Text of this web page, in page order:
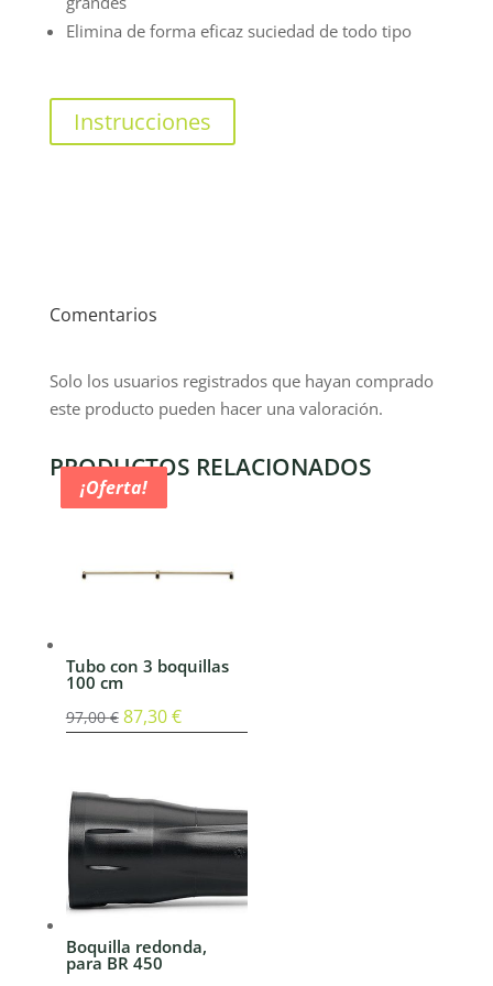
Elimina de forma eficaz suciedad de todo tipo
Instrucciones
Comentarios
Solo los usuarios registrados que hayan comprado
este producto pueden hacer una valoración.
PRODUCTOS RELACIONADOS
¡Oferta!
Tubo con 3 boquillas
100 cm
97,00€ El
era:
97,00 €.
87,30€El
es:
87,30 €.
¡Oferta!
Boquilla redonda,
para BR 450
¡Oferta!
¡Oferta!